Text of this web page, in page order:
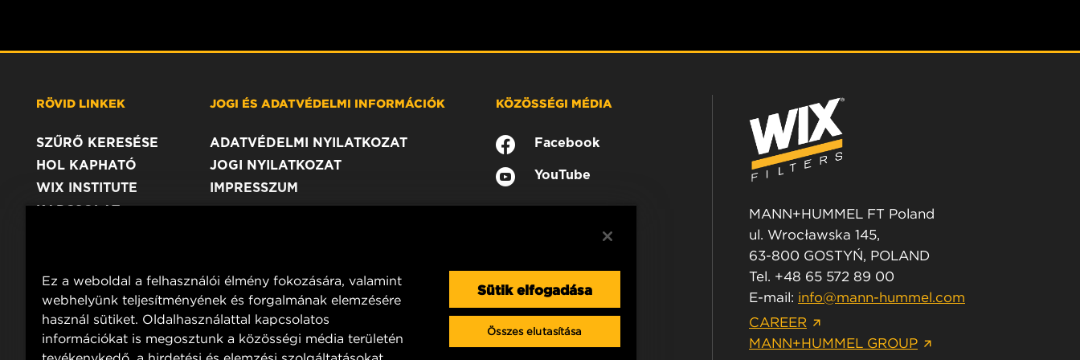
RÖVID LINKEK
SZŰRŐ KERESÉSE
HOL KAPHATÓ
WIX INSTITUTE
KAPCSOLAT
JOGI ÉS ADATVÉDELMI INFORMÁCIÓK
ADATVÉDELMI NYILATKOZAT
JOGI NYILATKOZAT
IMPRESSZUM
KÖZÖSSÉGI MÉDIA
Facebook
YouTube
MANN+HUMMEL FT Poland
ul. Wrocławska 145,
63-800 GOSTYŃ, POLAND
Tel. +48 65 572 89 00
E-mail: info@mann-hummel.com
CAREER
MANN+HUMMEL GROUP
Ez a weboldal a felhasználói élmény fokozására, valamint
webhelyünk teljesítményének és forgalmának elemzésére
használ sütiket. Oldalhasználattal kapcsolatos
információkat is megosztunk a közösségi média területén
Sütik elfogadása
Összes elutasítása